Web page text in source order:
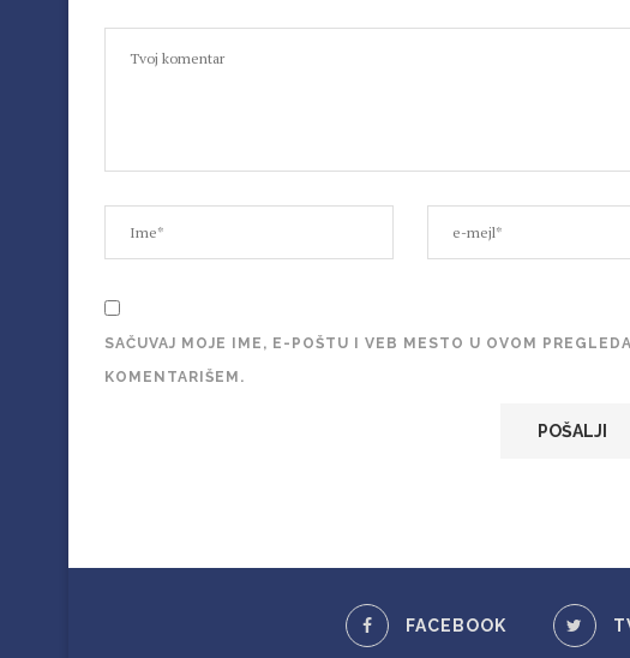
SAČUVAJ MOJE IME, E-POŠTU I VEB MESTO U OVOM
KOMENTARIŠEM.
FACEBOOK